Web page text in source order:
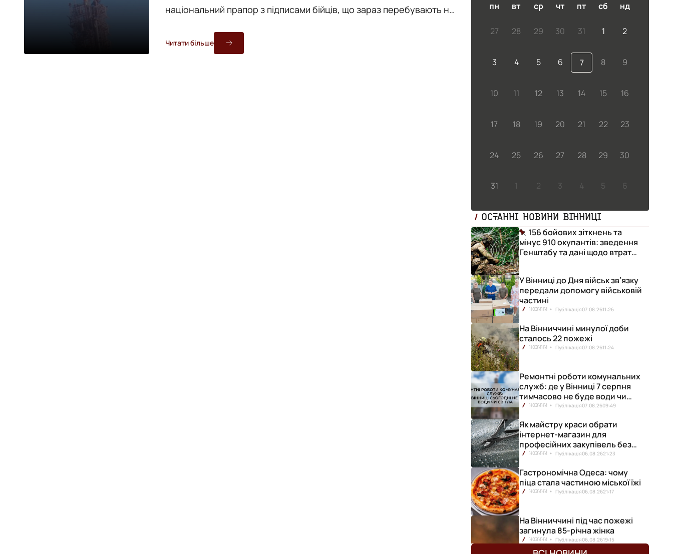
національний прапор з підписами бійців, що зараз перебувають на
Андрій Нечипорук, який ініціював встановлення стягу на
вінницьку телевежу - другу в Європі за висотою. - Це не просто
Читати більше
пн вт ср чт пт сб нд
27 28 29 30 31 1 2
3 4 5 6 7 8 9
10 11 12 13 14 15 16
17 18 19 20 21 22 23
24 25 26 27 28 29 30
31 1 2 3 4 5 6
ОСТАННІ НОВИНИ ВІННИЦІ
156 бойових зіткнень та
мінус 910 окупантів: зведення
Генштабу та дані щодо втрат
У Вінниці до Дня військ зв’язку
передали допомогу військовій
частині
НОВИНИ Публікація07.08.2611:26
На Вінниччині минулої доби
сталось 22 пожежі
НОВИНИ Публікація07.08.2611:24
Ремонтні роботи комунальних
служб: де у Вінниці 7 серпня
тимчасово не буде води чи
світла
НОВИНИ Публікація07.08.2609:49
Як майстру краси обрати
інтернет-магазин для
професійних закупівель без
ризику переплат
НОВИНИ Публікація06.08.2621:23
Гастрономічна Одеса: чому
піца стала частиною міської їжі
НОВИНИ Публікація06.08.2621:17
На Вінниччині під час пожежі
загинула 85-річна жінка
НОВИНИ Публікація06.08.2619:15